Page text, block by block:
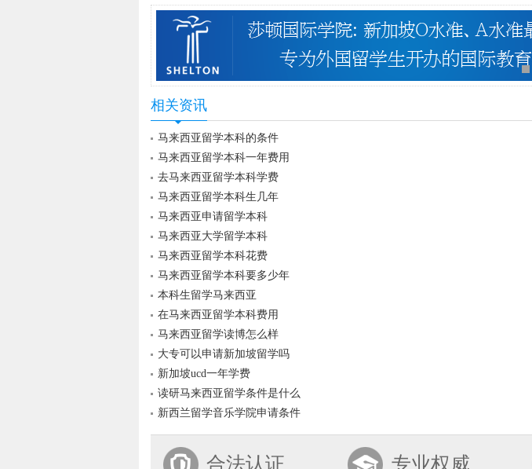
相关资讯
马来西亚留学本科的条件
马来西亚留学本科一年费用
去马来西亚留学本科学费
马来西亚留学本科生几年
马来西亚申请留学本科
马来西亚大学留学本科
马来西亚留学本科花费
马来西亚留学本科要多少年
本科生留学马来西亚
在马来西亚留学本科费用
马来西亚留学读博怎么样
大专可以申请新加坡留学吗
新加坡ucd一年学费
读研马来西亚留学条件是什么
新西兰留学音乐学院申请条件
合法认证 专业权威